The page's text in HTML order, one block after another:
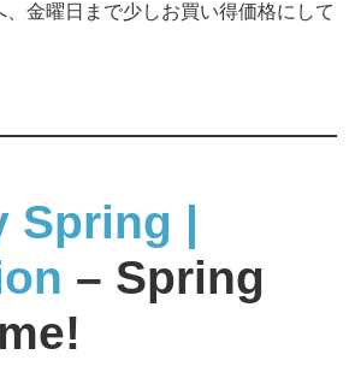
金曜日まで少しお買い得価格にして
Spring |
– Spring